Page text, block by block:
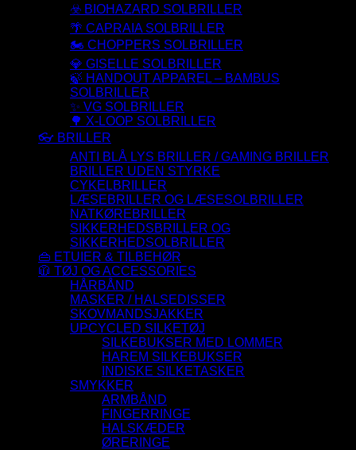
☣️ BIOHAZARD SOLBRILLER
🌴 CAPRAIA SOLBRILLER
🏍️ CHOPPERS SOLBRILLER
💎 GISELLE SOLBRILLER
🍃 HANDOUT APPAREL – BAMBUS
SOLBRILLER
✨ VG SOLBRILLER
🌳 X-LOOP SOLBRILLER
👓 BRILLER
ANTI BLÅ LYS BRILLER / GAMING BRILLER
BRILLER UDEN STYRKE
CYKELBRILLER
LÆSEBRILLER OG LÆSESOLBRILLER
NATKØREBRILLER
SIKKERHEDSBRILLER OG
SIKKERHEDSOLBRILLER
👜 ETUIER & TILBEHØR
🧥 TØJ OG ACCESSORIES
HÅRBÅND
MASKER / HALSEDISSER
SKOVMANDSJAKKER
UPCYCLED SILKETØJ
SILKEBUKSER MED LOMMER
HAREM SILKEBUKSER
INDISKE SILKETASKER
SMYKKER
ARMBÅND
FINGERRINGE
HALSKÆDER
ØRERINGE